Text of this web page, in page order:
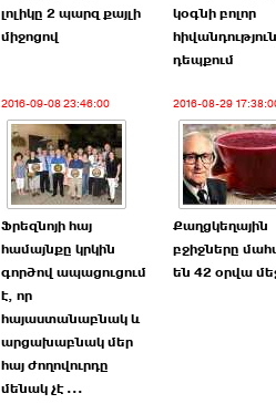
լոլիկը 2 պարզ քայլի
միջոցով
կօգնի բոլոր
դեպքում
2016-09-08 23:46:00
Ֆրեզնոյի հայ
համայնքը կրկին
գործով ապացուցում
է, որ
հայաստանաբնակ և
արցախաբնակ մեր
հայ ժողովուրդը
մենակ չէ ...
2016-08-29
Քաղցկեղային
բջիջները
են 42 օրվա